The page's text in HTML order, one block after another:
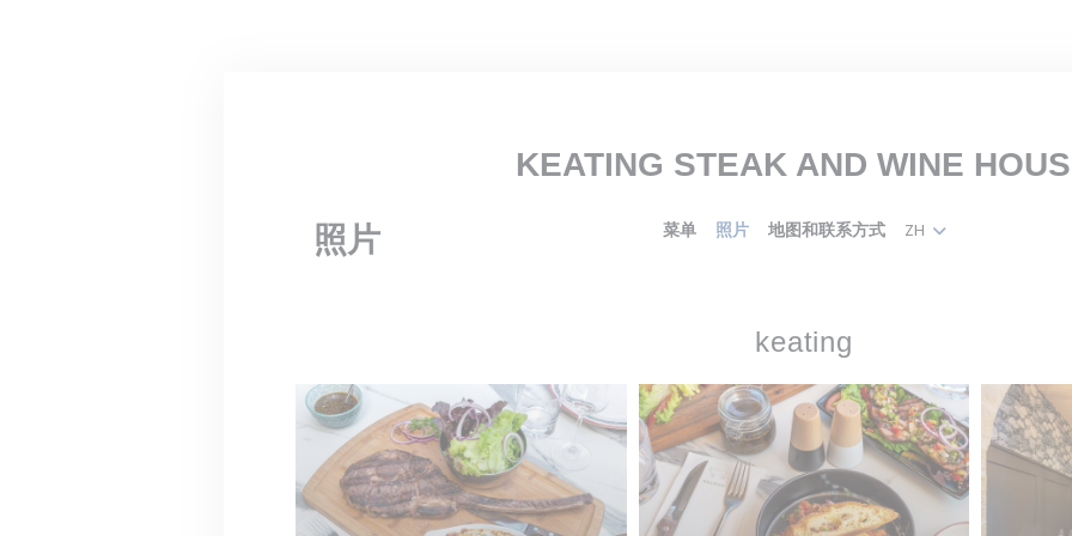
KEATING STEAK AND WINE
菜单 照片 地图和联系方式 ZH
照片
keating